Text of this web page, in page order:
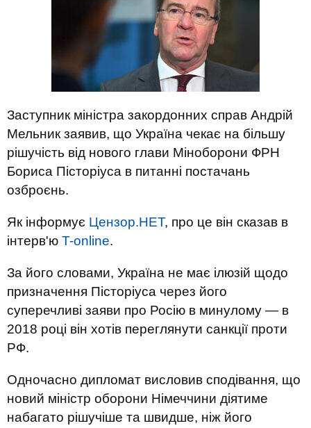
Заступник міністра закордонних справ Андрій
Мельник заявив, що Україна чекає на більшу
рішучість від нового глави Міноборони ФРН
Бориса Пісторіуса в питанні постачань
озброєнь.
Як інформує Цензор.НЕТ, про це він сказав в
інтерв'ю T-online.
За його словами, Україна не має ілюзій щодо
призначення Пісторіуса через його
суперечливі заяви про Росію в минулому — в
2018 році він хотів переглянути санкції проти
РФ.
Одночасно дипломат висловив сподівання, що
новий міністр оборони Німеччини діятиме
набагато рішучіше та швидше, ніж його